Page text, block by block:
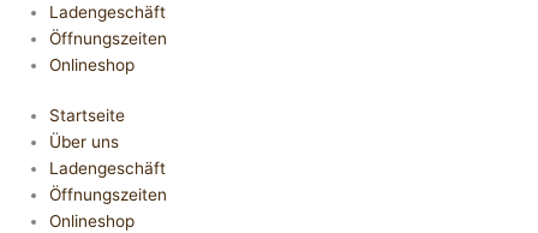
Ladengeschäft
Öffnungszeiten
Onlineshop
Startseite
Über uns
Ladengeschäft
Öffnungszeiten
Onlineshop